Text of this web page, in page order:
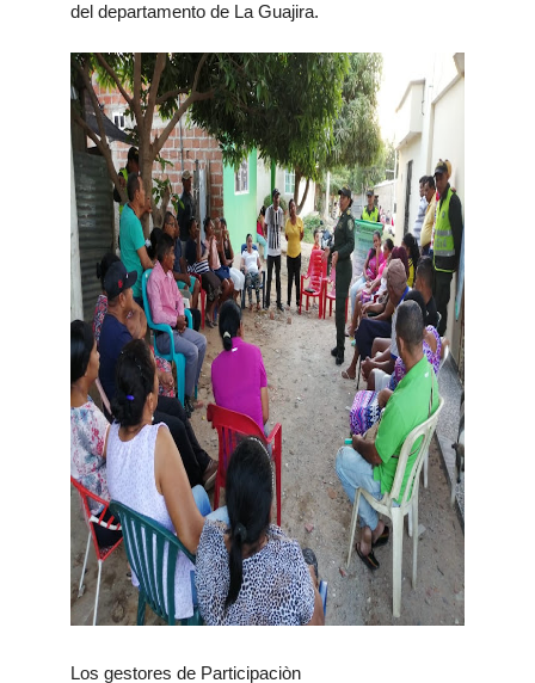
del departamento de La Guajira.
Los gestores de Participaciòn